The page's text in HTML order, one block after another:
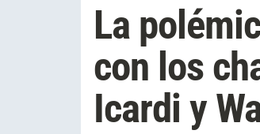
La
con los
Icardi y